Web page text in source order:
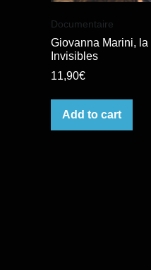
Documentaire
Giovanna Marini, la
Invisibles
11,90€
Add to cart